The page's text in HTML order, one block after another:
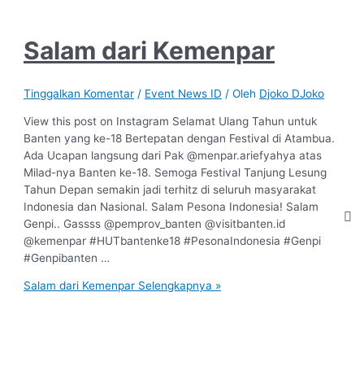
Salam dari Kemenpar
Tinggalkan Komentar / Event News ID / Oleh Djoko DJoko
View this post on Instagram Selamat Ulang Tahun untuk
Banten yang ke-18 Bertepatan dengan Festival di Atambua.
Ada Ucapan langsung dari Pak @menpar.ariefyahya atas
Milad-nya Banten ke-18. Semoga Festival Tanjung Lesung
Tahun Depan semakin jadi terhitz di seluruh masyarakat
Indonesia dan Nasional. Salam Pesona Indonesia! Salam
Genpi.. Gassss @pemprov_banten @visitbanten.id
@kemenpar #HUTbantenke18 #PesonaIndonesia #Genpi
#Genpibanten …
Salam dari Kemenpar Selengkapnya »